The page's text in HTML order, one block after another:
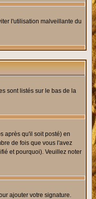
l'utilisation malveillante du
sont listés sur le bas de la
après qu'il soit posté) en
de fois que vous l'avez
et pourquoi). Veuillez noter
ajouter votre signature.